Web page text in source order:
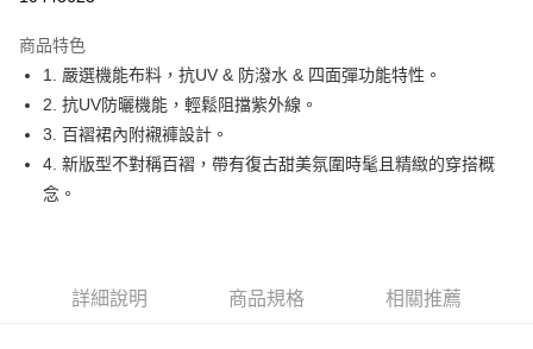
悠遊付
大哥付你分期
相關說明
【大哥付你分期使用說明】
1.本服務由台灣大哥大提供，台灣大哥大用戶可立即使用無須另外申請。
2.付款方式選擇「大哥付你分期」，訂單成立後會自動跳轉到大哥付的交易
消。如遇「轉專審核」未通過狀況，表示未達大哥付你分期系統評分，恕無
AFTEE先享後付
相關說明
１．簡單：不需註冊會員、不需綁卡、不需儲值。
運送方式
商品特色
1. 嚴選機能布料，抗UV & 防潑水 & 四面彈功能特性。
2. 抗UV防曬機能，輕鬆阻擋紫外線。
3. 百褶裙內附襯褲設計。
4. 新版型不對稱百褶，帶有復古甜美氛圍時髦且精緻的穿搭概
念。
詳細說明 商品規格 相關推薦